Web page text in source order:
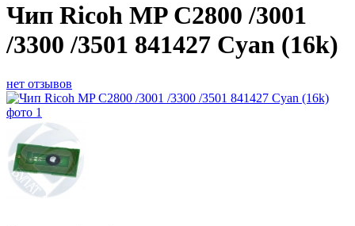
Чип Ricoh MP C2800 /3001
/3300 /3501 841427 Cyan (16k)
нет отзывов